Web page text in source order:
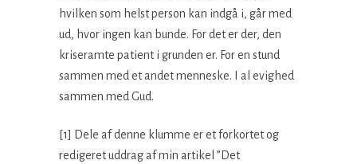
hvilken som helst person kan indgå i, går med
ud, hvor ingen kan bunde. For det er der, den
kriseramte patient i grunden er. For en stund
sammen med et andet menneske. I al evighed
sammen med Gud.
[1] Dele af denne klumme er et forkortet og
redigeret uddrag af min artikel ”Det